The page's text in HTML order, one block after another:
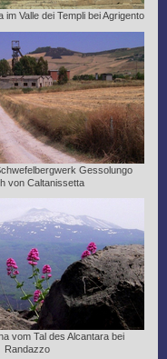
im Valle dei Templi bei Agrigento
Gessolungo
von Caltanissetta
vom Tal des Alcantara bei
Randazzo